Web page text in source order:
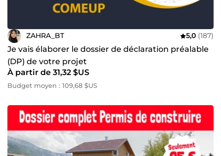
ZAHRA_BT 5,0 (187)
Je vais élaborer le dossier de déclaration préalable
(DP) de votre projet
À partir de 31,32 $US
Budget moyen : 109,68 $US